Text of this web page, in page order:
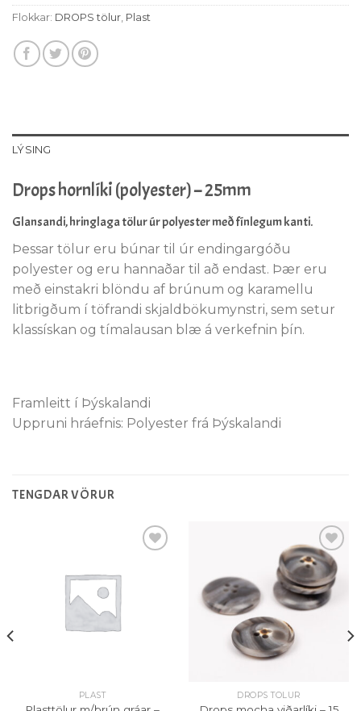
Flokkar: DROPS tölur, Plast
LÝSING
Drops hornlíki (polyester) – 25mm
Glansandi, hringlaga tölur úr polyester með fínlegum kanti.
Þessar tölur eru búnar til úr endingargóðu
polyester og eru hannaðar til að endast. Þær eru
með einstakri blöndu af brúnum og karamellu
litbrigðum í töfrandi skjaldbökumynstri, sem setur
klassískan og tímalausan blæ á verkefnin þín.
Framleitt í Þýskalandi
Uppruni hráefnis: Polyester frá Þýskalandi
TENGDAR VÖRUR
PLAST
Setja á
óskalista
DROPS TÖLUR